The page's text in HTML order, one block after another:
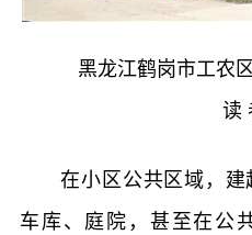
黑龙江鹤岗市工农区
读
在小区公共区域，建
车库、庭院，甚至在